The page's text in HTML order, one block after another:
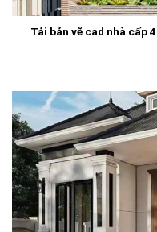
Tải bản vẽ cad nhà cấp